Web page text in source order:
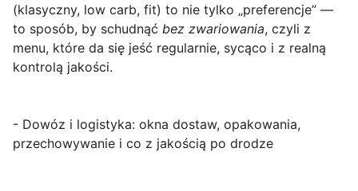
(klasyczny, low carb, fit) to nie tylko „preferencje” —
to sposób, by schudnąć bez zwariowania, czyli z
menu, które da się jeść regularnie, sycąco i z realną
kontrolą jakości.
- Dowóz i logistyka: okna dostaw, opakowania,
przechowywanie i co z jakością po drodze